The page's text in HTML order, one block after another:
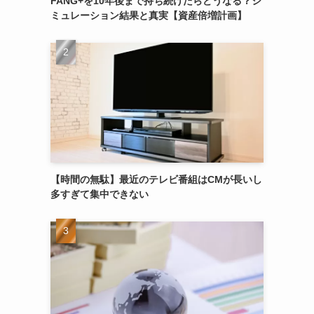
ミュレーション結果と真実【資産倍増計画】
【時間の無駄】最近のテレビ番組はCMが長いし
多すぎて集中できない